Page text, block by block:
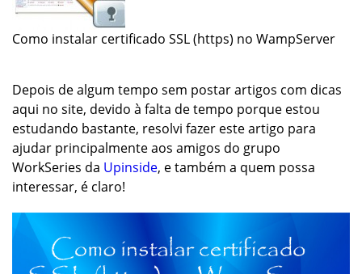
Como instalar certificado SSL (https) no WampServer
Depois de algum tempo sem postar artigos com dicas
aqui no site, devido à falta de tempo porque estou
estudando bastante, resolvi fazer este artigo para
ajudar principalmente aos amigos do grupo
WorkSeries da Upinside, e também a quem possa
interessar, é claro!